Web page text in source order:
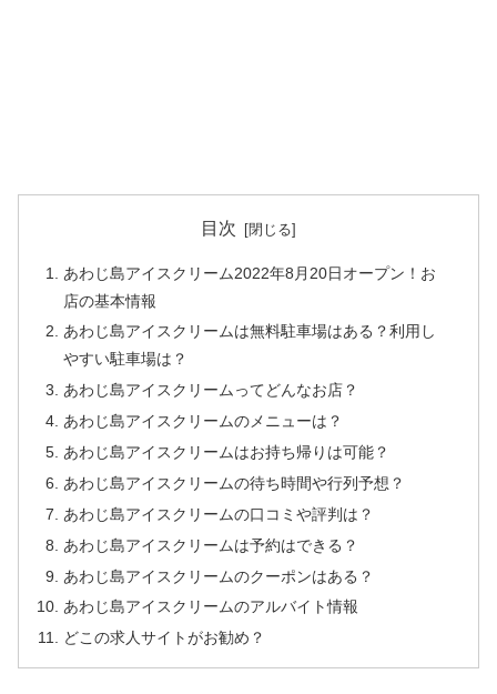
目次
あわじ島アイスクリーム2022年8月20日オープン！お
店の基本情報
あわじ島アイスクリームは無料駐車場はある？利用し
やすい駐車場は？
あわじ島アイスクリームってどんなお店？
あわじ島アイスクリームのメニューは？
あわじ島アイスクリームはお持ち帰りは可能？
あわじ島アイスクリームの待ち時間や行列予想？
あわじ島アイスクリームの口コミや評判は？
あわじ島アイスクリームは予約はできる？
あわじ島アイスクリームのクーポンはある？
あわじ島アイスクリームのアルバイト情報
どこの求人サイトがお勧め？